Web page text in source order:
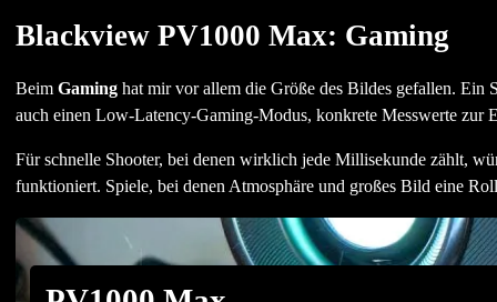
Blackview PV1000 Max: Gaming
Beim Gaminghat mir vor allem die Größe des Bildes gefallen. Ein
auch einen Low-Latency-Gaming-Modus, konkrete Messwerte zur
Für schnelle Shooter, bei denen wirklich jede Millisekunde zählt,
funktioniert. Spiele, bei denen Atmosphäre und großes Bild eine